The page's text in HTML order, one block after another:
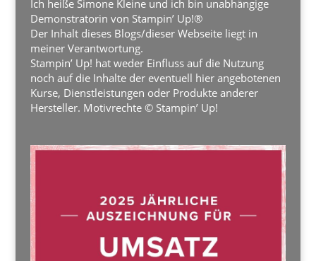
Ich heiße Simone Kleine und ich bin unabhängige
Demonstratorin von Stampin’ Up!®
Der Inhalt dieses Blogs/dieser Webseite liegt in
meiner Verantwortung.
Stampin’ Up! hat weder Einfluss auf die Nutzung
noch auf die Inhalte der eventuell hier angebotenen
Kurse, Dienstleistungen oder Produkte anderer
Hersteller. Motivrechte © Stampin’ Up!